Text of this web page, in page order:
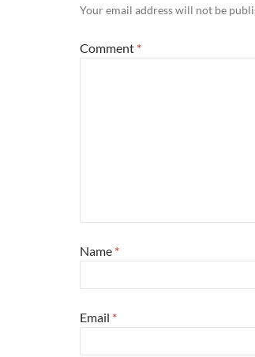
Your email address will not be
Comment *
Name *
Email *